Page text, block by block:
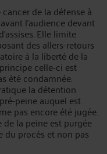
de la défense à
l’audience devant
Elle limite
des allers-retours
à la liberté de la
celle-ci est
été condamnée.
la détention
peine auquel est
pas encore été jugée.
la peine est purgée
du procès et non pas